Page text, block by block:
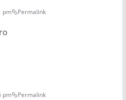
pm Permalink
pm Permalink